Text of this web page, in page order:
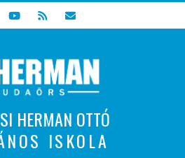
HERMAN OTTÓ
ISKOLA